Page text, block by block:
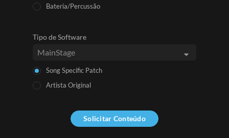
Bateria/Percussão
Tipo de Software
Song Specific Patch
Artista Original
Solicitar Conteúdo